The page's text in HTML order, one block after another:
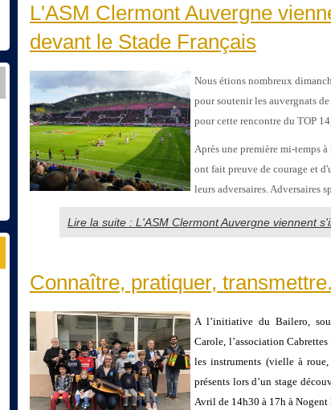
L'ASM Clermont Auvergne
devant le Stade Français
Nous étions nombreux
pour soutenir les auvergnats
pour cette rencontre du TOP
Après une première mi-temps
ont fait preuve de courage et
leurs adversaires. Adversaires
Lire la suite : L'ASM Clermont Auvergne viennent
Connaître, pratiquer,
A l’initiative du Bailero,
Carole, l’association
les instruments (vielle à
présents lors d’un stage
Avril de 14h30 à 17h à Nogent